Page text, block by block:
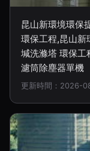
昆山新環境環保
環保工程,昆山新
堿洗滌塔 環保工
濾筒除塵器單機
更新時間：2026-